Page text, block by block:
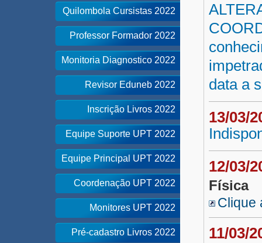
Quilombola Cursistas 2022
Professor Formador 2022
Monitoria Diagnostico 2022
Revisor Eduneb 2022
Inscrição Livros 2022
Equipe Suporte UPT 2022
Equipe Principal UPT 2022
Coordenação UPT 2022
Monitores UPT 2022
Pré-cadastro Livros 2022
data a
13/03/
12/03/
Física
Clique
11/03/